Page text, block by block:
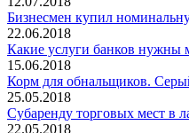
Бизнесмен купил
22.06.2018
Какие услуги банков нужны
15.06.2018
Корм для обнальщиков.
25.05.2018
Субаренду торговых мест в
22.05.2018